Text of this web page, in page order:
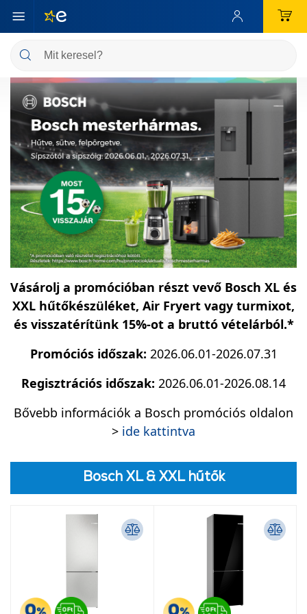
Vásárolj a promócióban részt vevő Bosch XL és
XXL hűtőkészüléket, Air Fryert vagy turmixot,
és visszatérítünk 15%-ot a bruttó vételárból.*
Promóciós időszak: 2026.06.01-2026.07.31
Regisztrációs időszak: 2026.06.01-2026.08.14
Bővebb információk a Bosch promóciós oldalon
> ide kattintva
Bosch XL & XXL hűtők